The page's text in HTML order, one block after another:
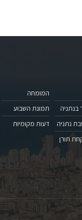
בנתניה
נתניה
תורן
המומחה
תמונת השבוע
דעות מקומיות